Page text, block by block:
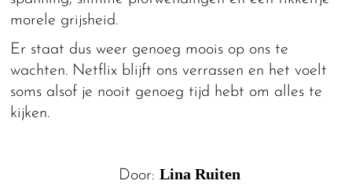
morele grijsheid.
Er staat dus weer genoeg moois op ons te
wachten. Netflix blijft ons verrassen en het voelt
soms alsof je nooit genoeg tijd hebt om alles te
kijken.
Door: Lina Ruiten